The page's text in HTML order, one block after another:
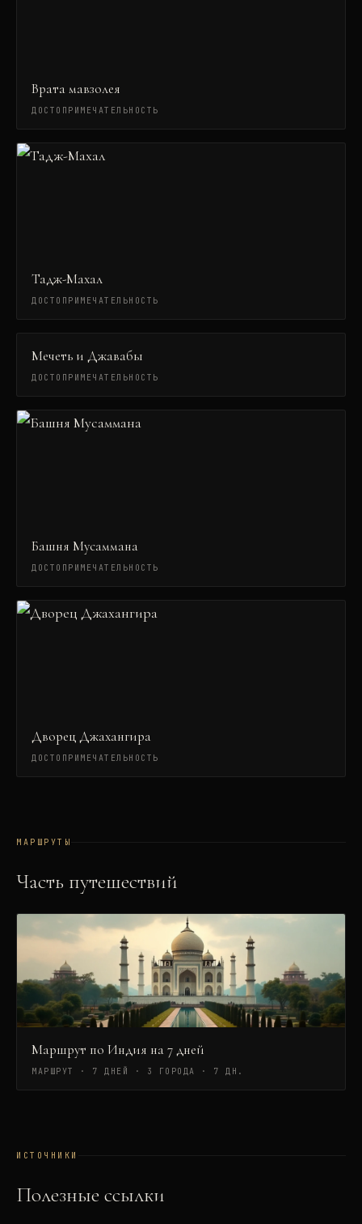
Врата мавзолея
ДОСТОПРИМЕЧАТЕЛЬНОСТЬ
Тадж-Махал
ДОСТОПРИМЕЧАТЕЛЬНОСТЬ
Мечеть и Джавабы
ДОСТОПРИМЕЧАТЕЛЬНОСТЬ
Башня Мусаммана
ДОСТОПРИМЕЧАТЕЛЬНОСТЬ
Дворец Джахангира
ДОСТОПРИМЕЧАТЕЛЬНОСТЬ
МАРШРУТЫ
Часть путешествий
Маршрут по Индия на 7 дней
МАРШРУТ · 7 ДНЕЙ · 3 ГОРОДА · 7 ДН.
ИСТОЧНИКИ
Полезные ссылки